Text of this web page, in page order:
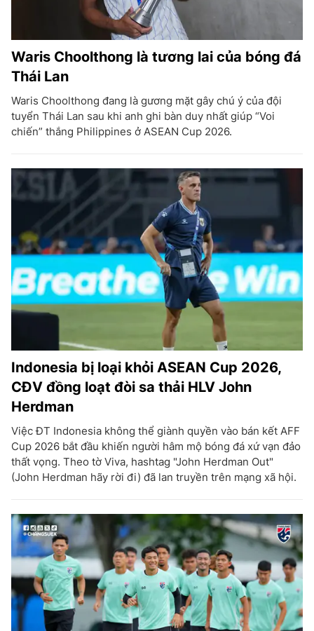
Waris Choolthong là tương lai của bóng đá
Thái Lan
Waris Choolthong đang là gương mặt gây chú ý của đội
tuyển Thái Lan sau khi anh ghi bàn duy nhất giúp “Voi
chiến” thắng Philippines ở ASEAN Cup 2026.
Indonesia bị loại khỏi ASEAN Cup 2026,
CĐV đồng loạt đòi sa thải HLV John
Herdman
Việc ĐT Indonesia không thể giành quyền vào bán kết AFF
Cup 2026 bắt đầu khiến người hâm mộ bóng đá xứ vạn đảo
thất vọng. Theo tờ Viva, hashtag "John Herdman Out"
(John Herdman hãy rời đi) đã lan truyền trên mạng xã hội.